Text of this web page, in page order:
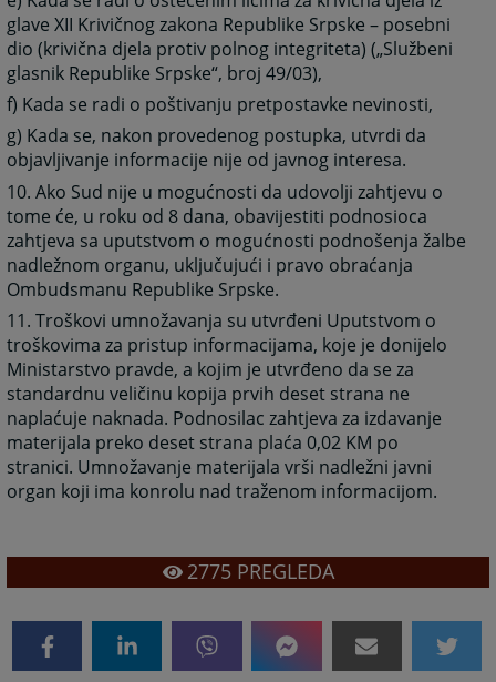
glave XII Krivičnog zakona Republike Srpske – posebni
dio (krivična djela protiv polnog integriteta) („Službeni
glasnik Republike Srpske“, broj 49/03),
f) Kada se radi o poštivanju pretpostavke nevinosti,
g) Kada se, nakon provedenog postupka, utvrdi da
objavljivanje informacije nije od javnog interesa.
10. Ako Sud nije u mogućnosti da udovolji zahtjevu o
tome će, u roku od 8 dana, obavijestiti podnosioca
zahtjeva sa uputstvom o mogućnosti podnošenja žalbe
nadležnom organu, uključujući i pravo obraćanja
Ombudsmanu Republike Srpske.
11. Troškovi umnožavanja su utvrđeni Uputstvom o
troškovima za pristup informacijama, koje je donijelo
Ministarstvo pravde, a kojim je utvrđeno da se za
standardnu veličinu kopija prvih deset strana ne
naplaćuje naknada. Podnosilac zahtjeva za izdavanje
materijala preko deset strana plaća 0,02 KM po
stranici. Umnožavanje materijala vrši nadležni javni
organ koji ima konrolu nad traženom informacijom.
2775PREGLEDA